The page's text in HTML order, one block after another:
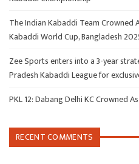
The Indian Kabaddi Team Crowned
Kabaddi World Cup, Bangladesh
Zee Sports enters into a 3-year
Pradesh Kabaddi League for
PKL 12: Dabang Delhi KC Crowned
RECENT COMMENTS